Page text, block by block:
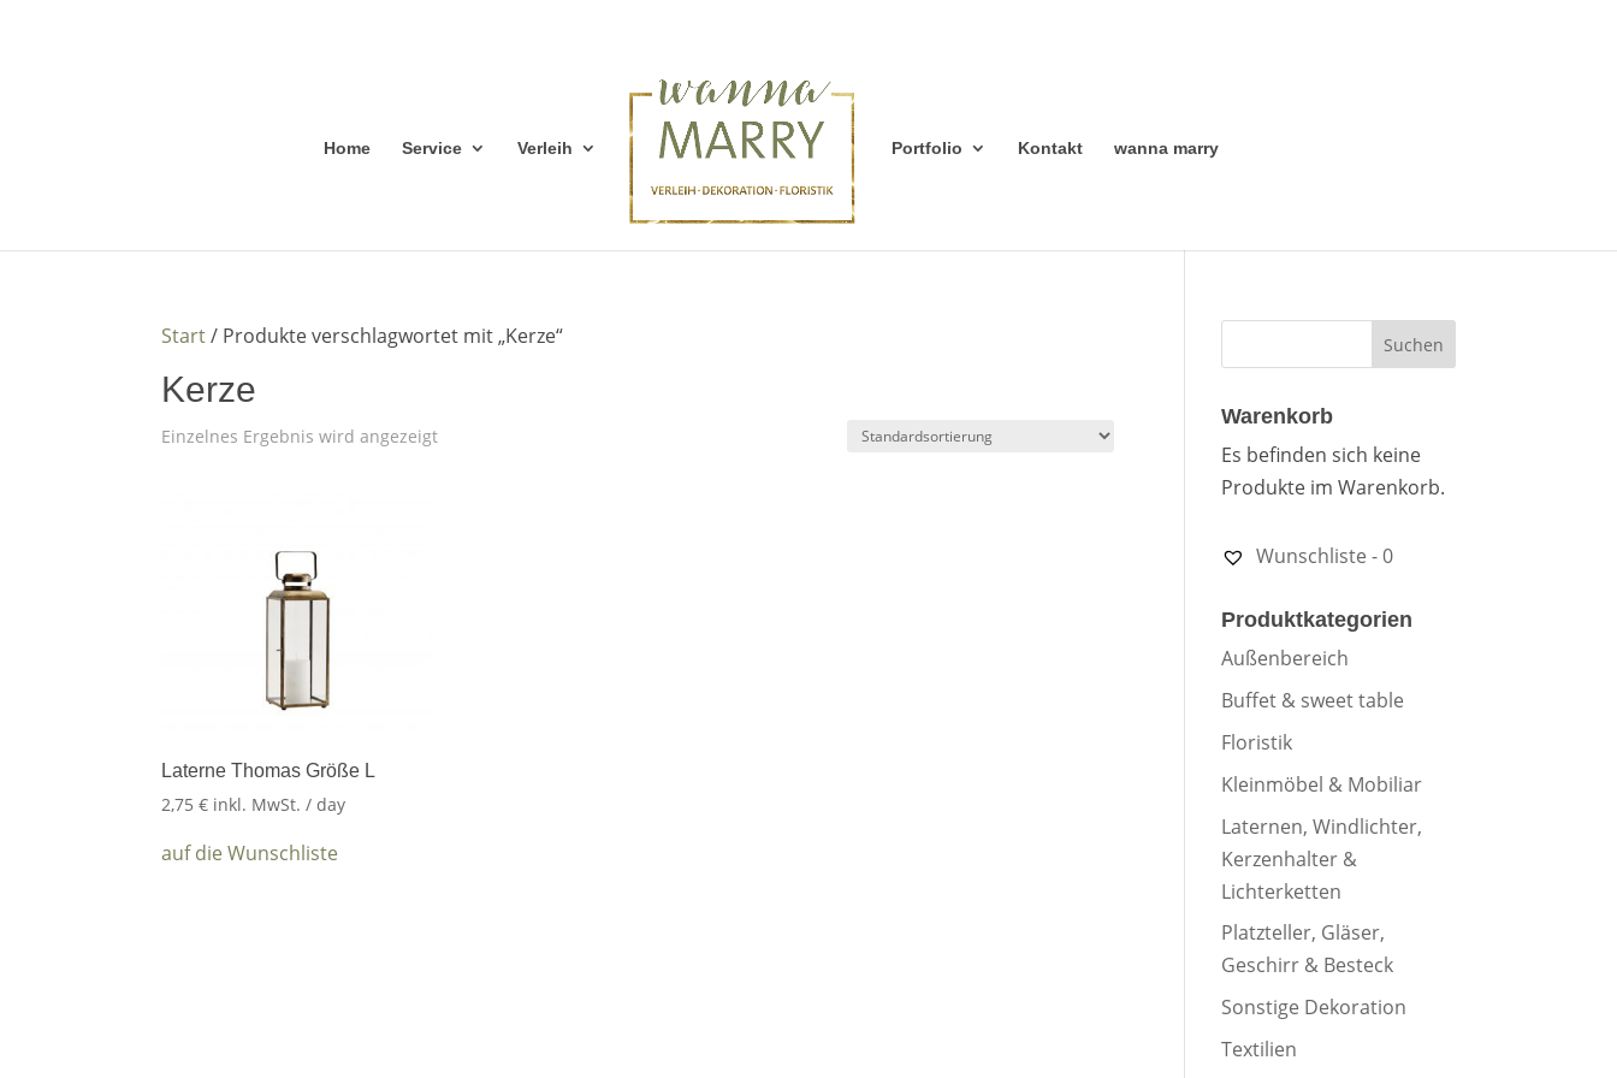
Home Service Verleih Portfolio Kontakt wanna marry
Start/ Produkte verschlagwortet mit „Kerze“
Kerze
Einzelnes Ergebnis wird angezeigt
Laterne Thomas Größe L
2,75€ inkl. MwSt. / day
auf die Wunschliste
Warenkorb
Es befinden sich keine
Produkte im Warenkorb.
Wunschliste -0
Produktkategorien
Außenbereich
Buffet & sweet table
Floristik
Kleinmöbel & Mobiliar
Laternen, Windlichter,
Kerzenhalter &
Lichterketten
Platzteller, Gläser,
Geschirr & Besteck
Sonstige Dekoration
Textilien